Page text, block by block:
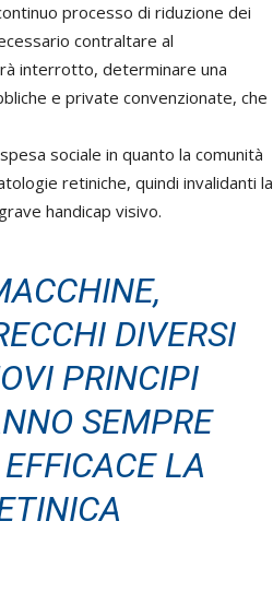
processo di riduzione dei
contraltare al
interrotto, determinare una
e private convenzionate, che
sociale in quanto la comunità
retiniche, quindi invalidanti la
handicap visivo.
DIVERSI
PRINCIPI
SEMPRE
LA